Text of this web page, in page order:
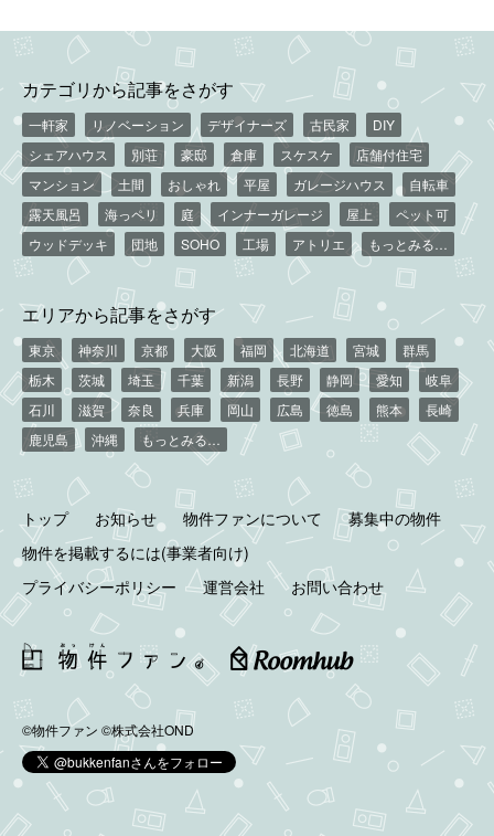
カテゴリから記事をさがす
一軒家 リノベーション デザイナーズ 古民家
DIY
シェアハウス
別荘 豪邸 倉庫 スケスケ
店舗付住宅
マンション
土間 おしゃれ 平屋 ガレージハウス
自転車
露天風呂
海っペリ 庭 インナーガレージ 屋上
ペット可
ウッドデッキ
団地 SOHO 工場 アトリエ もっとみる…
エリアから記事をさがす
東京 神奈川 京都 大阪 福岡 北海道 宮城
群馬
栃木
茨城 埼玉 千葉 新潟 長野 静岡 愛知
岐阜
石川
滋賀 奈良 兵庫 岡山 広島 徳島 熊本
長崎
鹿児島
沖縄 もっとみる…
トップ お知らせ 物件ファンについて
募集中の物件
物件を掲載するには(事業者向け)
プライバシーポリシー
運営会社 お問い合わせ
©物件ファン ©株式会社OND